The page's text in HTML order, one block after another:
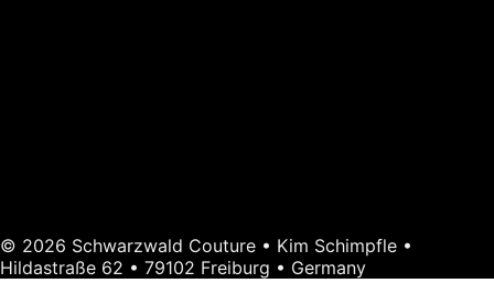
© 2026 Schwarzwald Couture • Kim Schimpfle •
Hildastraße 62 • 79102 Freiburg • Germany